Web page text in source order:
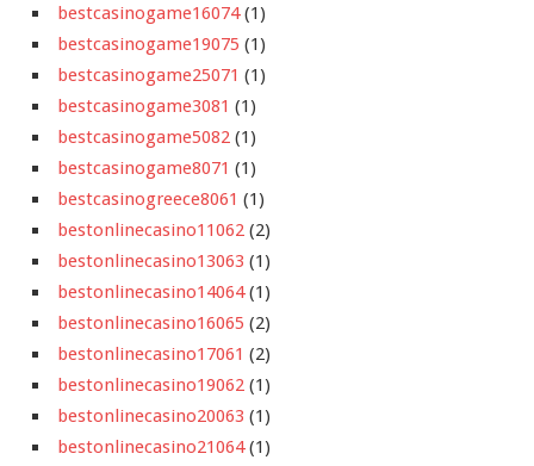
bestcasinogame16074(1)
bestcasinogame19075 (1)
bestcasinogame25071 (1)
bestcasinogame3081 (1)
bestcasinogame5082 (1)
bestcasinogame8071 (1)
bestcasinogreece8061 (1)
bestonlinecasino11062 (2)
bestonlinecasino13063 (1)
bestonlinecasino14064(1)
bestonlinecasino16065 (2)
bestonlinecasino17061 (2)
bestonlinecasino19062 (1)
bestonlinecasino20063 (1)
bestonlinecasino21064(1)